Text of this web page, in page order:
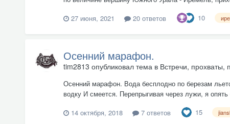
27 июня, 2021
20 ответов 10
Осенний марафон.
tim2813 опубликовал тема в Встречи, прохваты,
Осенний марафон. Вода бесплодно по березам
водку И смеется. Перепрыгивая через лужи, я
14 октября, 2018
7 ответов 15